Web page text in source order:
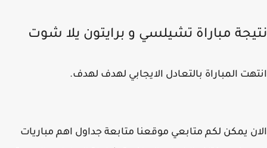
مباراة تشيلسي و برايتون يلا شوت
المباراة بالتعادل الايجابي لهدف لهدف.
يمكن لكم متابعي موقعنا متابعة جداول اهم مباريات